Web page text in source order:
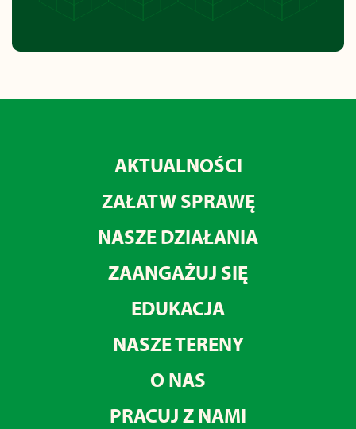
AKTUALNOŚCI
ZAŁATW SPRAWĘ
NASZE DZIAŁANIA
ZAANGAŻUJ SIĘ
EDUKACJA
NASZE TERENY
O NAS
PRACUJ Z NAMI